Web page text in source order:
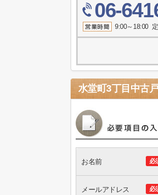
06-
9:00～18:00
水堂町3丁目中古
必
お名前
必
メールアドレス